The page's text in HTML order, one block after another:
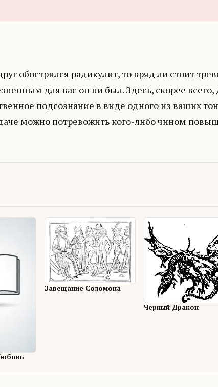
обострился радикулит, то вряд ли стоит
для вас он ни был. Здесь, скорее всего,
подсознание в виде одного из ваших
можно потревожить кого-либо чином
Завещание Соломона
Черный Дракон